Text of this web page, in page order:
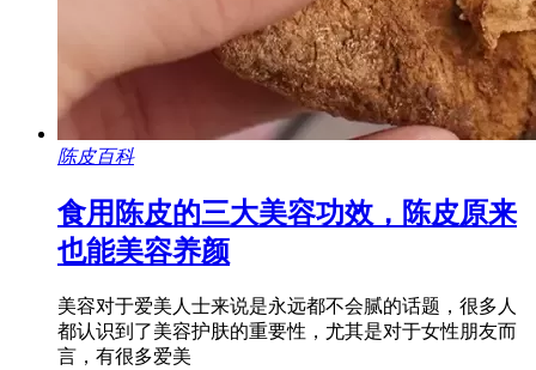
陈皮百科
食用陈皮的三大美容功效，陈皮原来
也能美容养颜
美容对于爱美人士来说是永远都不会腻的话题，很多人
都认识到了美容护肤的重要性，尤其是对于女性朋友而
言，有很多爱美